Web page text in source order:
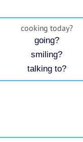
cooking today?
going?
smiling?
talking to?